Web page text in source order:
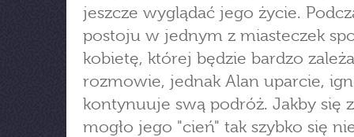
jeszcze wyglądać jego życie.
postoju w jednym z miasteczek
kobietę, której będzie bardzo
rozmowie, jednak Alan uparcie,
kontynuuje swą podróż. Jakby się
mogło jego "cień" tak szybko się